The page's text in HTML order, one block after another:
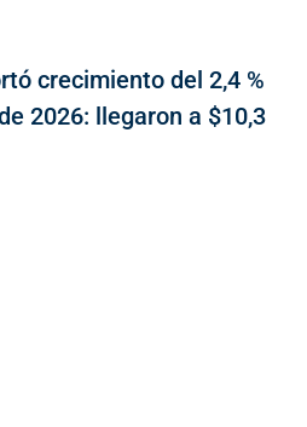
crecimiento del 2,4 %
2026: llegaron a $10,3